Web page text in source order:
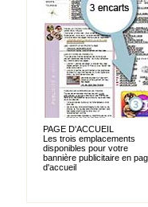
PAGE D'ACCUEIL
Les trois emplacements
disponibles pour votre
bannière publicitaire en
d'accueil